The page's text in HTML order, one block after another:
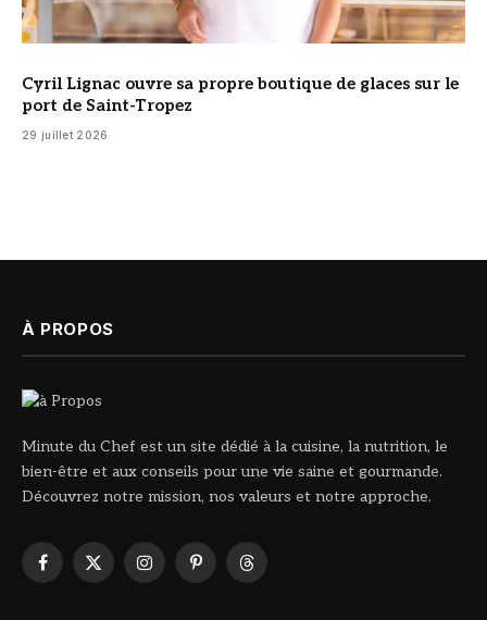
Cyril Lignac ouvre sa propre boutique de glaces sur le
port de Saint-Tropez
29 juillet 2026
À PROPOS
Minute du Chef est un site dédié à la cuisine, la nutrition, le
bien-être et aux conseils pour une vie saine et gourmande.
Découvrez notre mission, nos valeurs et notre approche.
Facebook
X
InstagramPinterestThreads